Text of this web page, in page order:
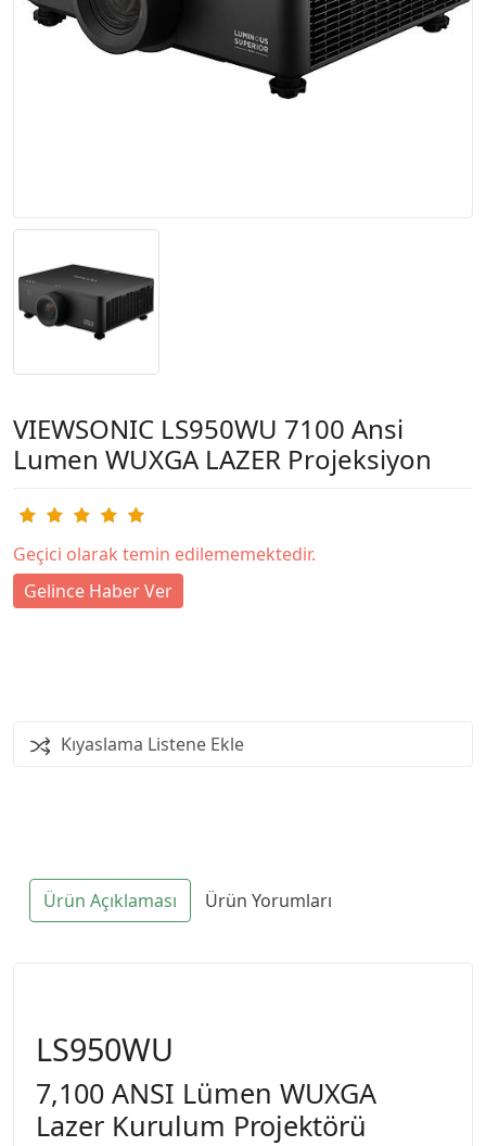
VIEWSONIC LS950WU 7100 Ansi
Lumen WUXGA LAZER Projeksiyon
Geçici olarak temin edilememektedir.
Gelince Haber Ver
Kıyaslama Listene Ekle
Ürün Açıklaması Ürün Yorumları
LS950WU
7,100 ANSI Lümen WUXGA
Lazer Kurulum Projektörü